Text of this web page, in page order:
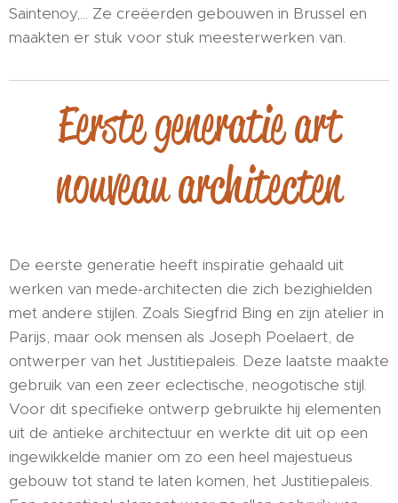
Saintenoy,... Ze creëerden gebouwen in Brussel en
maakten er stuk voor stuk meesterwerken van.
Eerste generatie art
nouveau architecten
De eerste generatie heeft inspiratie gehaald uit
werken van mede-architecten die zich bezighielden
met andere stijlen. Zoals Siegfrid Bing en zijn atelier in
Parijs, maar ook mensen als Joseph Poelaert, de
ontwerper van het Justitiepaleis. Deze laatste maakte
gebruik van een zeer eclectische, neogotische stijl.
Voor dit specifieke ontwerp gebruikte hij elementen
uit de antieke architectuur en werkte dit uit op een
ingewikkelde manier om zo een heel majestueus
gebouw tot stand te laten komen, het Justitiepaleis.